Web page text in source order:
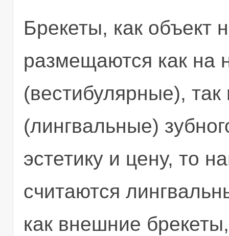
Брекеты, как объект
размещаются как на
(вестибулярные),
(лингвальные)
эстетику и цену, то
считаются
как внешние